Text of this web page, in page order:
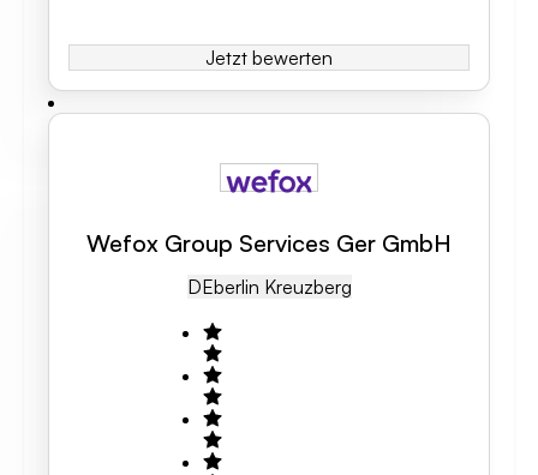
Jetzt bewerten
Wefox Group Services Ger GmbH
DEBerlin Kreuzberg